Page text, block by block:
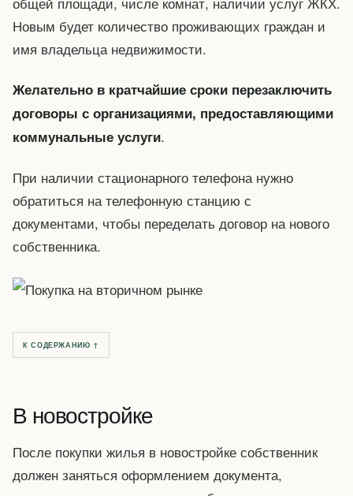
Новым будет количество проживающих граждан и
имя владельца недвижимости.
Желательно в кратчайшие сроки перезаключить
договоры с организациями, предоставляющими
коммунальные услуги.
При наличии стационарного телефона нужно
обратиться на телефонную станцию с
документами, чтобы переделать договор на нового
собственника.
К СОДЕРЖАНИЮ ↑
В новостройке
После покупки жилья в новостройке собственник
должен заняться оформлением документа,